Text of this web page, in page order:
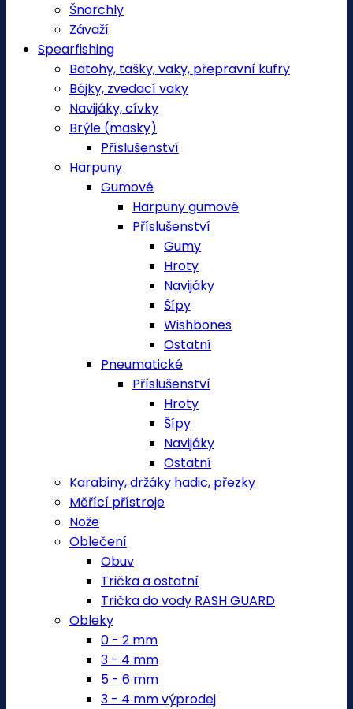
Šnorchly
Závaží
Spearfishing
Batohy, tašky, vaky, přepravní kufry
Bójky, zvedací vaky
Navijáky, cívky
Brýle (masky)
Příslušenství
Harpuny
Gumové
Harpuny gumové
Příslušenství
Gumy
Hroty
Navijáky
Šípy
Wishbones
Ostatní
Pneumatické
Příslušenství
Hroty
Šípy
Navijáky
Ostatní
Karabiny, držáky hadic, přezky
Měřící přístroje
Nože
Oblečení
Obuv
Trička a ostatní
Trička do vody RASH GUARD
Obleky
0 - 2 mm
3 - 4 mm
5 - 6 mm
3 - 4 mm výprodej